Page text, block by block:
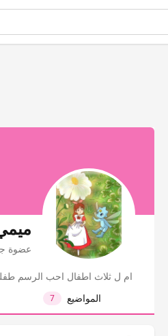
عضوة
ام ل ثلاث اطفال احب الرسم
المواضيع
7